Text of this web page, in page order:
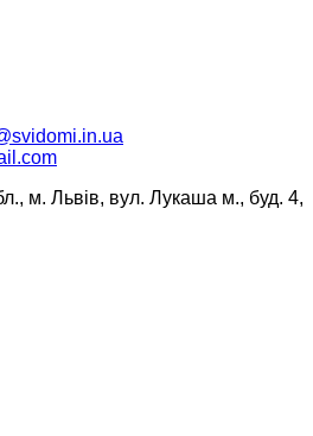
м. Львів, вул. Лукаша м., буд. 4,